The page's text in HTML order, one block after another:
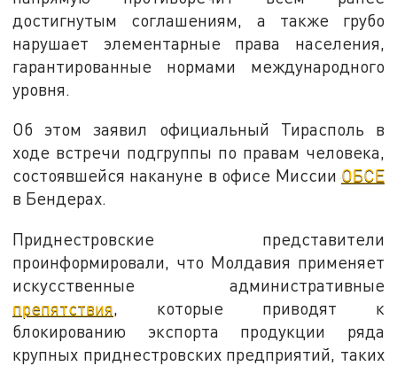
достигнутым соглашениям, а также грубо
нарушает элементарные права населения,
гарантированные нормами международного
уровня.
Об этом заявил официальный Тирасполь в
ходе встречи подгруппы по правам человека,
состоявшейся накануне в офисе Миссии ОБСЕ
в Бендерах.
Приднестровские представители
проинформировали, что Молдавия применяет
искусственные административные
препятствия, которые приводят к
блокированию экспорта продукции ряда
крупных приднестровских предприятий, таких